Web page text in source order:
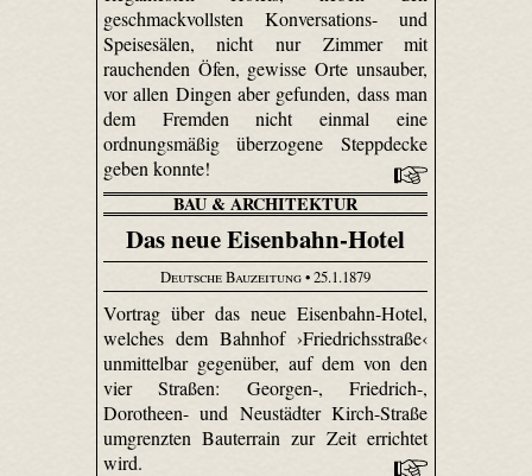
geschmackvollsten Konversations- und
Speisesälen, nicht nur Zimmer mit
rauchenden Öfen, gewisse Orte unsauber,
vor allen Dingen aber gefunden, dass man
dem Fremden nicht einmal eine
ordnungsmäßig überzogene Steppdecke
geben konnte!
BAU & ARCHITEKTUR
Das neue Eisenbahn-Hotel
Deutsche Bauzeitung• 25.1.1879
Vortrag über das neue Eisenbahn-Hotel,
welches dem Bahnhof ›Friedrichsstraße‹
unmittelbar gegenüber, auf dem von den
vier Straßen: Georgen-, Friedrich-,
Dorotheen- und Neustädter Kirch-Straße
umgrenzten Bauterrain zur Zeit errichtet
wird.